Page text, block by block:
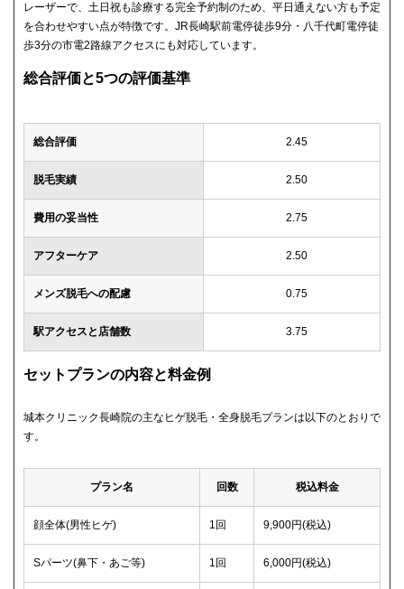
レーザーで、土日祝も診療する完全予約制のため、平日通えない方も予定
を合わせやすい点が特徴です。JR長崎駅前電停徒歩9分・八千代町電停徒
歩3分の市電2路線アクセスにも対応しています。
総合評価と5つの評価基準
総合評価 2.45
脱毛実績 2.50
費用の妥当性 2.75
アフターケア 2.50
メンズ脱毛への配慮 0.75
駅アクセスと店舗数 3.75
セットプランの内容と料金例
城本クリニック長崎院の主なヒゲ脱毛・全身脱毛プランは以下のとおりで
す。
プラン名 回数 税込料金
顔全体(男性ヒゲ) 1回 9,900円(税込)
Sパーツ(鼻下・あご等) 1回 6,000円(税込)